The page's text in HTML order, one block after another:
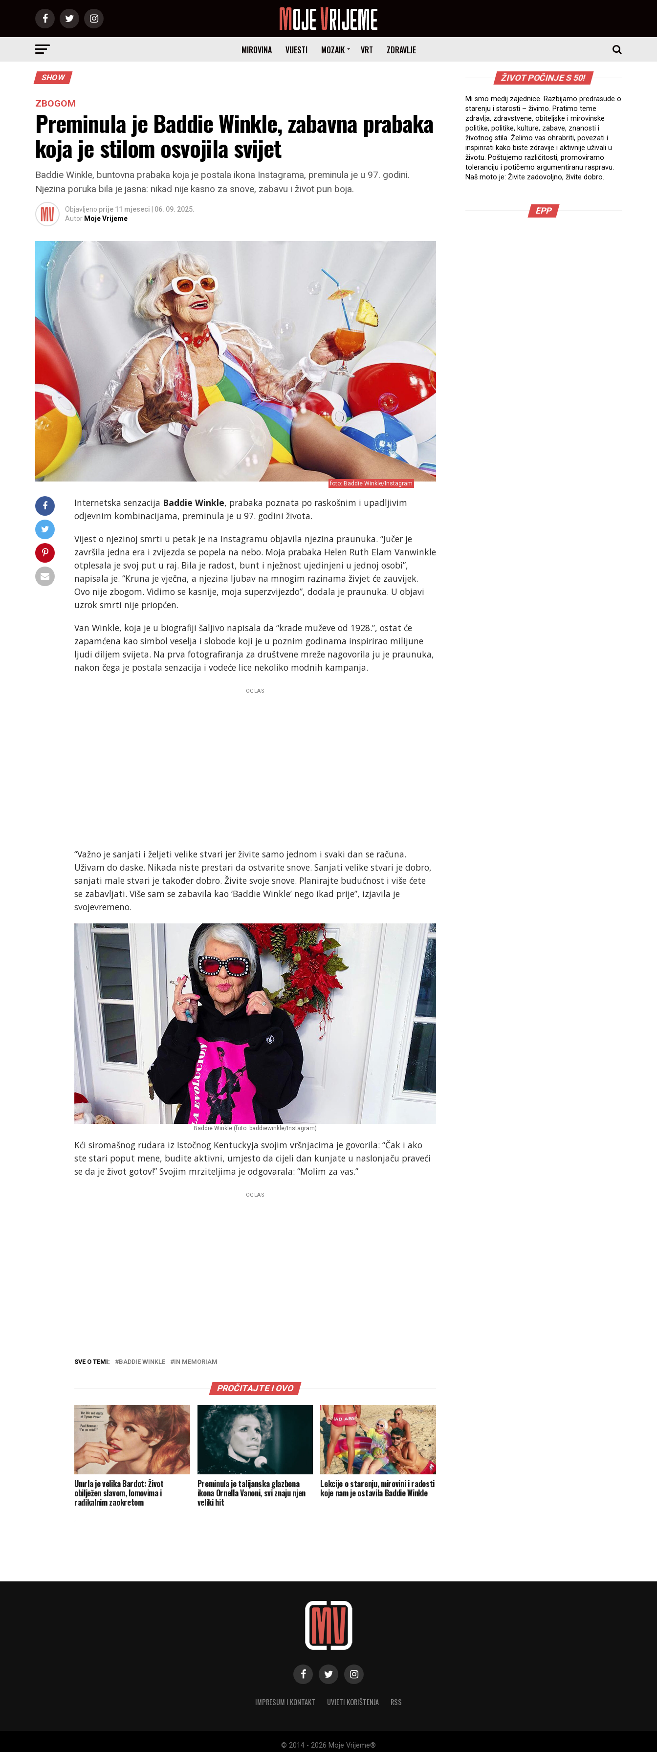
MIROVINA VIJESTI MOZAIK VRT ZDRAVLJE
SHOW
ZBOGOM
Preminula je Baddie Winkle, zabavna prabaka
koja je stilom osvojila svijet
Baddie Winkle, buntovna prabaka koja je postala ikona Instagrama, preminula je u 97. godini.
Njezina poruka bila je jasna: nikad nije kasno za snove, zabavu i život pun boja.
Objavljeno prije 11 mjeseci
06. 09. 2025.
Autor Moje Vrijeme
foto: Baddie Winkle/Instagram
Internetska senzacija Baddie Winkle, prabaka poznata po raskošnim i upadljivim
odjevnim kombinacijama, preminula je u 97. godini života.
Vijest o njezinoj smrti u petak je na Instagramu objavila njezina praunuka. “Jučer je
završila jedna era i zvijezda se popela na nebo. Moja prabaka Helen Ruth Elam Vanwinkle
otplesala je svoj put u raj. Bila je radost, bunt i nježnost ujedinjeni u jednoj osobi”,
napisala je. “Kruna je vječna, a njezina ljubav na mnogim razinama živjet će zauvijek.
Ovo nije zbogom. Vidimo se kasnije, moja superzvijezdo”, dodala je praunuka. U objavi
uzrok smrti nije priopćen.
Van Winkle, koja je u biografiji šaljivo napisala da “krade muževe od 1928.”, ostat će
zapamćena kao simbol veselja i slobode koji je u poznim godinama inspirirao milijune
ljudi diljem svijeta. Na prva fotografiranja za društvene mreže nagovorila ju je praunuka,
nakon čega je postala senzacija i vodeće lice nekoliko modnih kampanja.
OGLAS
“Važno je sanjati i željeti velike stvari jer živite samo jednom i svaki dan se računa.
Uživam do daske. Nikada niste prestari da ostvarite snove. Sanjati velike stvari je dobro,
sanjati male stvari je također dobro. Živite svoje snove. Planirajte budućnost i više ćete
se zabavljati. Više sam se zabavila kao ‘Baddie Winkle’ nego ikad prije”, izjavila je
svojevremeno.
Baddie Winkle (foto: baddiewinkle/Instagram)
Kći siromašnog rudara iz Istočnog Kentuckyja svojim vršnjacima je govorila: “Čak i ako
ste stari poput mene, budite aktivni, umjesto da cijeli dan kunjate u naslonjaču praveći
se da je život gotov!” Svojim mrziteljima je odgovarala: “Molim za vas.”
OGLAS
SVE O TEMI: BADDIE WINKLE IN MEMORIAM
PROČITAJTE I OVO
Umrla je velika Bardot: Život
obilježen slavom, lomovima i
radikalnim zaokretom
Preminula je talijanska glazbena
ikona Ornella Vanoni, svi znaju njen
veliki hit
Lekcije o starenju, mirovini i radosti
koje nam je ostavila Baddie Winkle
.
ŽIVOT POČINJE S 50!
Mi smo medij zajednice. Razbijamo predrasude o
starenju i starosti – živimo. Pratimo teme
zdravlja, zdravstvene, obiteljske i mirovinske
politike, politike, kulture, zabave, znanosti i
životnog stila. Želimo vas ohrabriti, povezati i
inspirirati kako biste zdravije i aktivnije uživali u
životu. Poštujemo različitosti, promoviramo
toleranciju i potičemo argumentiranu raspravu.
Naš moto je: Živite zadovoljno, živite dobro.
EPP
IMPRESUM I KONTAKT UVJETI KORIŠTENJA RSS
© 2014 - 2026 Moje Vrijeme®